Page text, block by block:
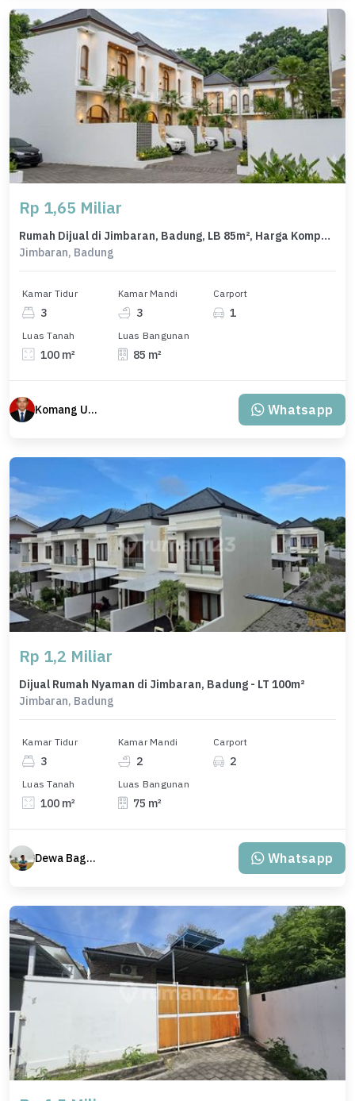
Rp 1,65 Miliar
Rumah Dijual di Jimbaran, Badung, LB 85m², Harga Kompetitif!
Jimbaran, Badung
Kamar Tidur
3
Kamar Mandi
3
Carport
1
Luas Tanah
100 m²
Luas Bangunan
85 m²
Komang Udiana Whatsapp
Rp 1,2 Miliar
Dijual Rumah Nyaman di Jimbaran, Badung - LT 100m²
Jimbaran, Badung
Kamar Tidur
3
Kamar Mandi
2
Carport
2
Luas Tanah
100 m²
Luas Bangunan
75 m²
Dewa Bagus Dwi Mantara Whatsapp